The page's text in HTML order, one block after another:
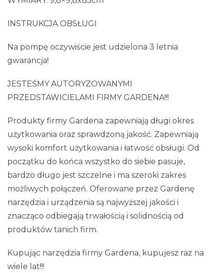
INSTRUKCJA OBSŁUGI
Na pompę oczywiście jest udzielona 3 letnia
gwarancja!
JESTEŚMY AUTORYZOWANYMI
PRZEDSTAWICIELAMI FIRMY GARDENA!!!
Produkty firmy Gardena zapewniają długi okres
użytkowania oraz sprawdzoną jakość. Zapewniają
wysoki komfort użytkowania i łatwość obsługi. Od
początku do końca wszystko do siebie pasuje,
bardzo długo jest szczelne i ma szeroki zakres
możliwych połączeń. Oferowane przez Gardenę
narzędzia i urządzenia są najwyższej jakości i
znacząco odbiegają trwałością i solidnością od
produktów tanich firm.
Kupując narzędzia firmy Gardena, kupujesz raz na
wiele lat!!!